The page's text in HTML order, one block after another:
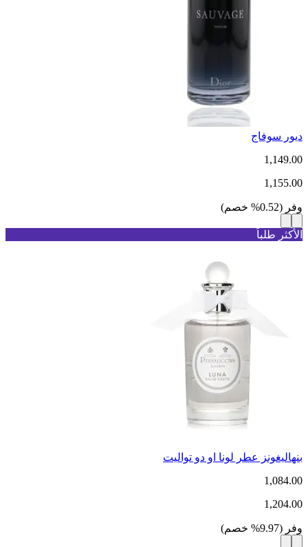
ديور سوفاج
1,149.00
1,155.00
وفر (
0.52
% خصم)
الأكثر طلباً
بنهاليغونز عطر لونا او دو تواليت
1,084.00
1,204.00
وفر (
9.97
% خصم)